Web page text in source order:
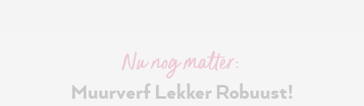
Nu nog matter:
Muurverf Lekker Robuust!